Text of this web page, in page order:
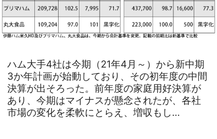
ハム大手4社は今期（21年4月～）から新中期
3か年計画が始動しており、その初年度の中間
決算が出そろった。前年度の家庭用好決算が
あり、今期はマイナスが懸念されたが、各社
市場の変化を柔軟にとらえ、増収もし…